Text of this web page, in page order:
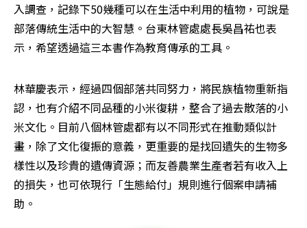
入調查，記錄下50幾種可以在生活中利用的植物，可說是
部落傳統生活中的大智慧。台東林管處處長吳昌祐也表
示，希望透過這三本書作為教育傳承的工具。
林華慶表示，經過四個部落共同努力，將民族植物重新指
認，也有介紹不同品種的小米復耕，整合了過去散落的小
米文化。目前八個林管處都有以不同形式在推動類似計
畫，除了文化復振的意義，更重要的是找回遺失的生物多
樣性以及珍貴的遺傳資源；而友善農業生產者若有收入上
的損失，也可依現行「生態給付」規則進行個案申請補
助。